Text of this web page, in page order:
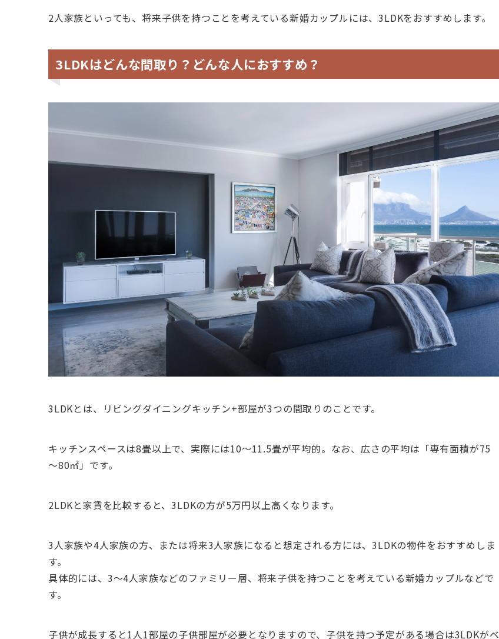
2人家族といっても、将来子供を持つことを考えている新婚カップルには、3LDKをおすすめします。
3LDKはどんな間取り？どんな人におすすめ？
3LDKとは、リビングダイニングキッチン+部屋が3つの間取りのことです。
キッチンスペースは8畳以上で、実際には10～11.5畳が平均的。なお、広さの平均は「専有面積が75
～80㎡」です。
2LDKと家賃を比較すると、3LDKの方が5万円以上高くなります。
3人家族や4人家族の方、または将来3人家族になると想定される方には、3LDKの物件をおすすめしま
す。
具体的には、3～4人家族などのファミリー層、将来子供を持つことを考えている新婚カップルなどで
す。
子供が成長すると1人1部屋の子供部屋が必要となりますので、子供を持つ予定がある場合は3LDKがベ